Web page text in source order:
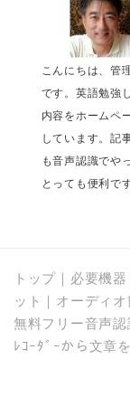
こんにちは、管
です。英語勉強
内容をホームペ
しています。記
も音声認識でや
とっても便利で
トップ ｜ 必要機器
ット
｜ オーディオ
無料フリー音声認
ﾚｺｰﾀﾞｰから文章